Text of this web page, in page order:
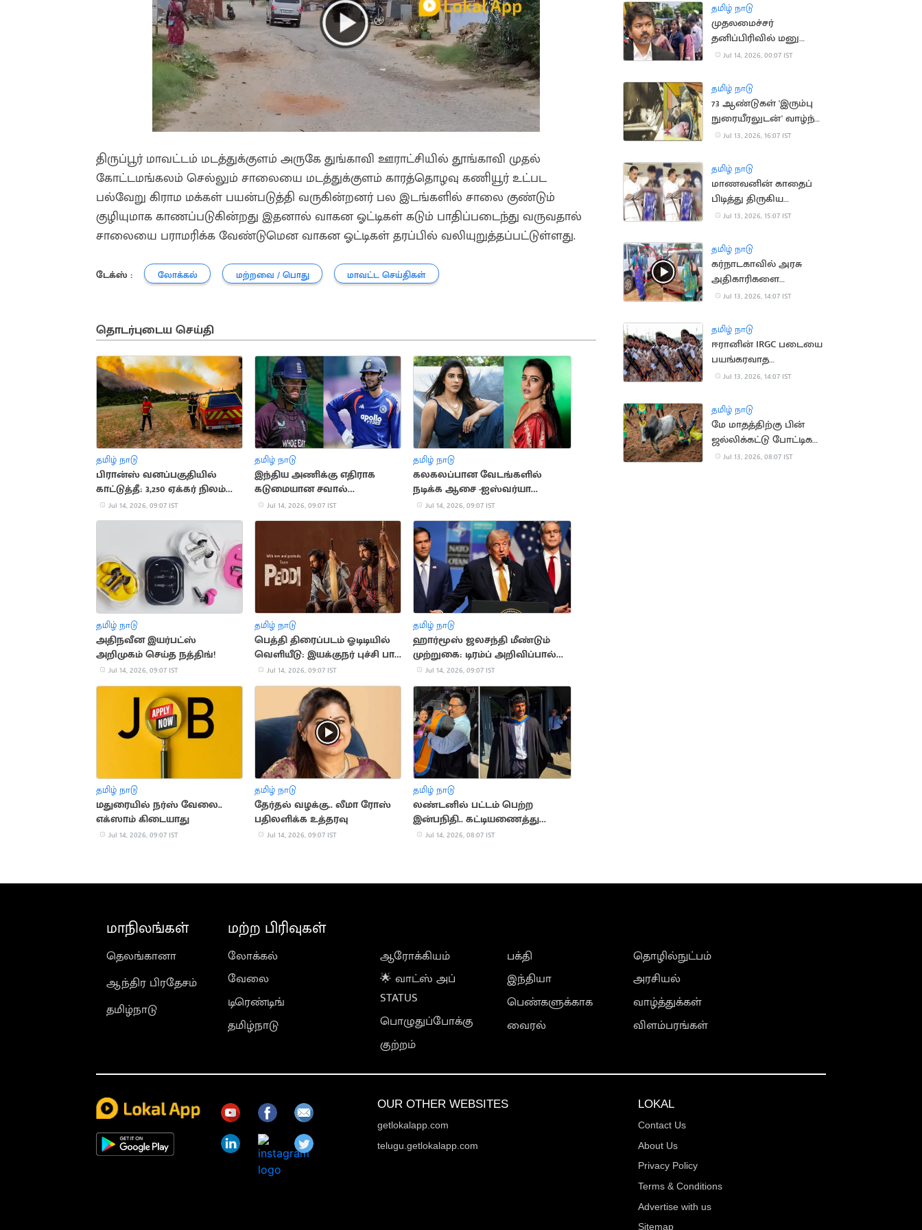
திருப்பூர் மாவட்டம் மடத்துக்குளம் அருகே துங்காவி ஊராட்சியில் தூங்காவி முதல்
கோட்டமங்கலம் செல்லும் சாலையை மடத்துக்குளம் காரத்தொழவு கணியூர் உட்பட
பல்வேறு கிராம மக்கள் பயன்படுத்தி வருகின்றனர் பல இடங்களில் சாலை குண்டும்
குழியுமாக காணப்படுகின்றது இதனால் வாகன ஓட்டிகள் கடும் பாதிப்படைந்து வருவதால்
சாலையை பராமரிக்க வேண்டுமென வாகன ஓட்டிகள் தரப்பில் வலியுறுத்தப்பட்டுள்ளது.
டேக்ஸ் : லோக்கல் மற்றவை / பொது மாவட்ட செய்திகள்
தொடர்புடைய செய்தி
தமிழ் நாடு
பிரான்ஸ் வனப்பகுதியில்
காட்டுத்தீ: 3,250 ஏக்கர் நிலம்
சேதம்
Jul 14, 2026, 09:07 IST
தமிழ் நாடு
இந்திய அணிக்கு எதிராக
கடுமையான சவால்
காத்திருக்கிறது: பென்
டக்கெட்
Jul 14, 2026, 09:07 IST
தமிழ் நாடு
கலகலப்பான வேடங்களில்
நடிக்க ஆசை -ஐஸ்வர்யா
ராஜேஷ்
Jul 14, 2026, 09:07 IST
தமிழ் நாடு
அதிநவீன இயர்பட்ஸ்
அறிமுகம் செய்த நத்திங்!
Jul 14, 2026, 09:07 IST
தமிழ் நாடு
பெத்தி திரைப்படம் ஓடிடியில்
வெளியீடு: இயக்குநர் புச்சி பாபு
சானா நெகிழ்ச்சி
Jul 14, 2026, 09:07 IST
தமிழ் நாடு
ஹார்மூஸ் ஜலசந்தி மீண்டும்
முற்றுகை: டிரம்ப் அறிவிப்பால்
பதற்றம்
Jul 14, 2026, 09:07 IST
தமிழ் நாடு
மதுரையில் நர்ஸ் வேலை..
எக்ஸாம் கிடையாது
Jul 14, 2026, 09:07 IST
தமிழ் நாடு
தேர்தல் வழக்கு.. லீமா ரோஸ்
பதிலளிக்க உத்தரவு
Jul 14, 2026, 09:07 IST
தமிழ் நாடு
லண்டனில் பட்டம் பெற்ற
இன்பநிதி.. கட்டியணைத்து
வாழ்த்திய மு.க.ஸ்டாலின்
Jul 14, 2026, 08:07 IST
தமிழ் நாடு
முதலமைச்சர்
தனிப்பிரிவில் மனு
அளிக்க முடியாமல்
Jul 14, 2026, 00:07 IST
தமிழ் நாடு
73 ஆண்டுகள் 'இரும்பு
நுரையீரலுடன்' வாழ்ந்த
அமெரிக்க பெண்
Jul 13, 2026, 16:07 IST
தமிழ் நாடு
மாணவனின் காதைப்
பிடித்து திருகிய
முன்னாள் அமைச்சர்
Jul 13, 2026, 15:07 IST
தமிழ் நாடு
கர்நாடகாவில் அரசு
அதிகாரிகளை
துடைப்பத்தால்
Jul 13, 2026, 14:07 IST
தமிழ் நாடு
ஈரானின் IRGC படையை
பயங்கரவாத
அமைப்பாக அறிவித்தது
Jul 13, 2026, 14:07 IST
தமிழ் நாடு
மே மாதத்திற்கு பின்
ஜல்லிக்கட்டு போட்டிகள்
நடத்தக்கூடாது..
Jul 13, 2026, 08:07 IST
மாநிலங்கள்
தெலங்கானா
ஆந்திர பிரதேசம்
தமிழ்நாடு
மற்ற பிரிவுகள்
லோக்கல்
வேலை
டிரெண்டிங்
தமிழ்நாடு
ஆரோக்கியம்
🌟 வாட்ஸ் அப்
STATUS
பொழுதுப்போக்கு
குற்றம்
பக்தி
இந்தியா
பெண்களுக்காக
வைரல்
தொழில்நுட்பம்
அரசியல்
வாழ்த்துக்கள்
விளம்பரங்கள்
OUR OTHER WEBSITES
getlokalapp.com
telugu.getlokalapp.com
LOKAL
Contact Us
About Us
Privacy Policy
Terms & Conditions
Advertise with us
Sitemap